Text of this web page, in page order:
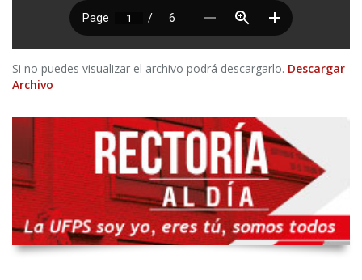
Si no puedes visualizar el archivo podrá descargarlo. Descargar
Archivo